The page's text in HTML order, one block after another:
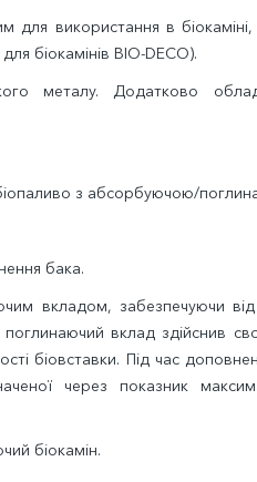
використання в
біокамінів BIO-DECO).
металу. Додатково
з абсорбуючою/
бака.
вкладом, забезпечуючи
вклад здійснив
біовставки. Під час
через показник
біокамін.